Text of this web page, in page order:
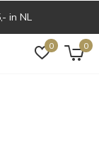
0 0
in NL